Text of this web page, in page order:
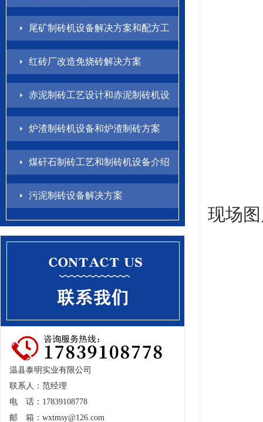
砖机设备介绍
尾矿制砖机设备解决方案和配方工
艺
红砖厂改造免烧砖解决方案
赤泥制砖工艺设计和赤泥制砖机设
备方案
炉渣制砖机设备和炉渣制砖方案
煤矸石制砖工艺和制砖机设备介绍
污泥制砖设备解决方案
温县泰明实业有限公司
联系人：范经理
电 话：17839108778
邮 箱： wxtmsy@126.com
现场